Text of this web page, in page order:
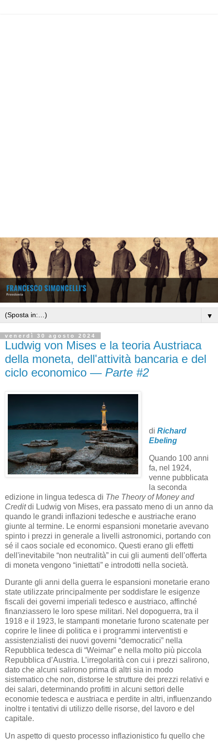
▼
venerdì 30 agosto 2024
Ludwig von Mises e la teoria Austriaca
della moneta, dell'attività bancaria e del
ciclo economico — Parte #2
di Richard
Ebeling
Quando 100 anni
fa, nel 1924,
venne pubblicata
la seconda
edizione in lingua tedesca di The Theory of Money and
Creditdi Ludwig von Mises, era passato meno di un anno da
quando le grandi inflazioni tedesche e austriache erano
giunte al termine. Le enormi espansioni monetarie avevano
spinto i prezzi in generale a livelli astronomici, portando con
sé il caos sociale ed economico. Questi erano gli effetti
dell'inevitabile “non neutralità” in cui gli aumenti dell’offerta
di moneta vengono “iniettati” e introdotti nella società.
Durante gli anni della guerra le espansioni monetarie erano
state utilizzate principalmente per soddisfare le esigenze
fiscali dei governi imperiali tedesco e austriaco, affinché
finanziassero le loro spese militari. Nel dopoguerra, tra il
1918 e il 1923, le stampanti monetarie furono scatenate per
coprire le linee di politica e i programmi interventisti e
assistenzialisti dei nuovi governi “democratici” nella
Repubblica tedesca di “Weimar” e nella molto più piccola
Repubblica d’Austria. L’irregolarità con cui i prezzi salirono,
dato che alcuni salirono prima di altri sia in modo
sistematico che non, distorse le strutture dei prezzi relativi e
dei salari, determinando profitti in alcuni settori delle
economie tedesca e austriaca e perdite in altri, influenzando
inoltre i tentativi di utilizzo delle risorse, del lavoro e del
capitale.
Un aspetto di questo processo inflazionistico fu quello che